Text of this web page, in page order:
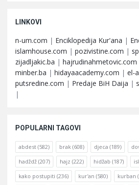
LINKOVI
n-um.com | Enciklopedija Kur'ana |
islamhouse.com | pozivistine.com |
zijadljakic.ba | hajrudinahmetovic.com
minber.ba | hidayaacademy.com | el-
putsredine.com | Predaje BiH Daija |
|
POPULARNI TAGOVI
abdest (582) brak (608) djeca (189)
hadždž (207) hajz (222) hidžab (187)
kako postupiti (236) kur'an (580) kurban